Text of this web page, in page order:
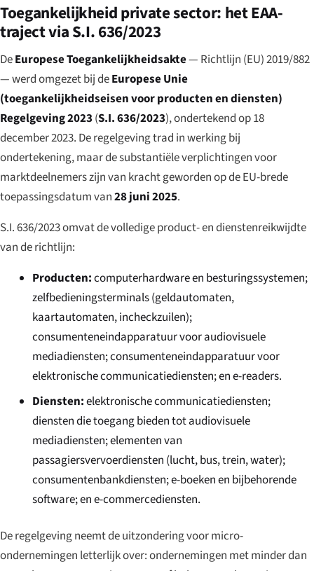
Toegankelijkheid private sector: het EAA-
traject via S.I. 636/2023
DeEuropese Toegankelijkheidsakte— Richtlijn (EU) 2019/882
— werd omgezet bij deEuropese Unie
(toegankelijkheidseisen voor producten en diensten)
Regelgeving 2023 (S.I. 636/2023), ondertekend op 18
december 2023. De regelgeving trad in werking bij
ondertekening, maar de substantiële verplichtingen voor
marktdeelnemers zijn van kracht geworden op de EU-brede
toepassingsdatum van28 juni 2025.
S.I. 636/2023 omvat de volledige product- en dienstenreikwijdte
van de richtlijn:
Producten:computerhardware en besturingssystemen;
zelfbedieningsterminals (geldautomaten,
kaartautomaten, incheckzuilen);
consumenteneindapparatuur voor audiovisuele
mediadiensten; consumenteneindapparatuur voor
elektronische communicatiediensten; en e-readers.
Diensten:elektronische communicatiediensten;
diensten die toegang bieden tot audiovisuele
mediadiensten; elementen van
passagiersvervoerdiensten (lucht, bus, trein, water);
consumentenbankdiensten; e-boeken en bijbehorende
software; en e-commercediensten.
De regelgeving neemt de uitzondering voor micro-
ondernemingen letterlijk over: ondernemingen met minder dan